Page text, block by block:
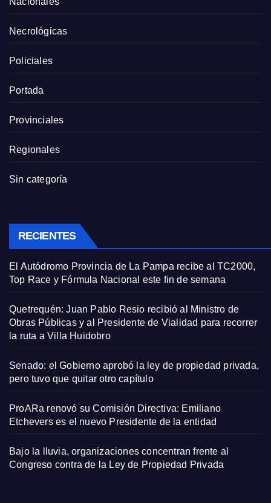
Necrológicas
Policiales
Portada
Provinciales
Regionales
Sin categoría
RECIENTES
El Autódromo Provincia de La Pampa recibe al TC2000,
Top Race y Fórmula Nacional este fin de semana
Quetrequén: Juan Pablo Resio recibió al Ministro de
Obras Públicas y al Presidente de Vialidad para recorrer
la ruta a Villa Huidobro
Senado: el Gobierno aprobó la ley de propiedad privada,
pero tuvo que quitar otro capítulo
ProARa renovó su Comisión Directiva: Emiliano
Etchevers es el nuevo Presidente de la entidad
Bajo la lluvia, organizaciones concentran frente al
Congreso contra de la Ley de Propiedad Privada